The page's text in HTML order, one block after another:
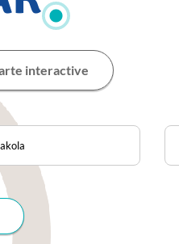
interactive